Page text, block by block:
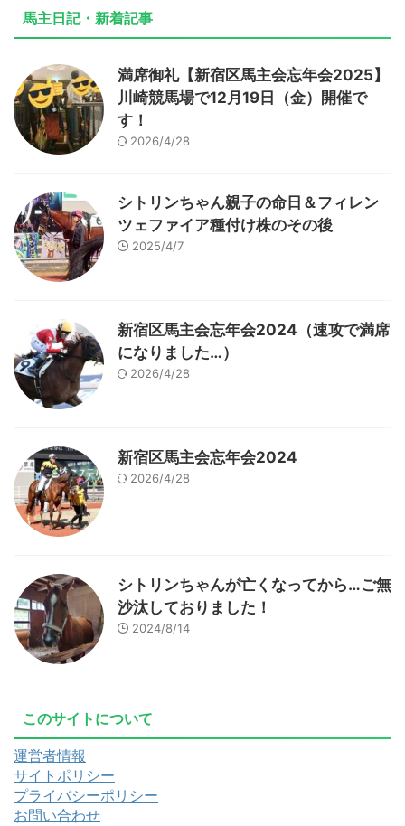
馬主日記・新着記事
満席御礼【新宿区馬主会忘年会2025】
川崎競馬場で12月19日（金）開催で
す！
2026/4/28
シトリンちゃん親子の命日＆フィレン
ツェファイア種付け株のその後
2025/4/7
新宿区馬主会忘年会2024（速攻で満席
になりました…）
2026/4/28
新宿区馬主会忘年会2024
2026/4/28
シトリンちゃんが亡くなってから…ご無
沙汰しておりました！
2024/8/14
このサイトについて
運営者情報
サイトポリシー
プライバシーポリシー
お問い合わせ